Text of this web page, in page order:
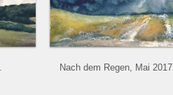
Nach dem Regen, Mai 2017.